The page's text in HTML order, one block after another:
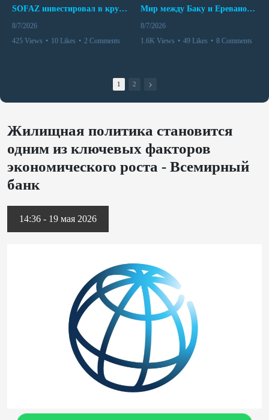
SOFAZ инвестировал в крупнейшего независимого производителя электроэнергии Перу
8/7/2026
425 Views • 10 Likes • 2 Comments
Мир между Баку и Ереваном запускает крупные логистические проекты
8/7/2026
1.6K Views • 49 Likes • 8 Comments
1 2
Жилищная политика становится
одним из ключевых факторов
экономического роста - Всемирный
банк
14:36 - 19 мая 2026